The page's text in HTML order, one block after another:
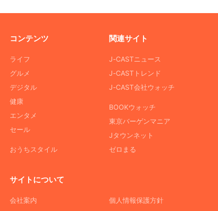
コンテンツ
ライフ
グルメ
デジタル
健康
エンタメ
セール
おうちスタイル
関連サイト
J-CASTニュース
J-CASTトレンド
J-CAST会社ウォッチ
BOOKウォッチ
東京バーゲンマニア
Jタウンネット
ゼロまる
サイトについて
会社案内
個人情報保護方針